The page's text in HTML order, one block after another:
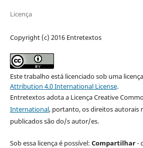
Licença
Copyright (c) 2016 Entretextos
Este trabalho está licenciado sob uma licença
Attribution 4.0 International License.
Entretextos adota a Licença Creative
International, portanto, os direitos autorais
publicados são do/s autor/es.
Sob essa licença é possível: Compartilhar-